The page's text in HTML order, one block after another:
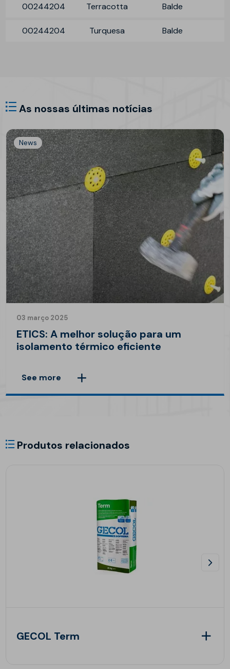
00244204 Terracotta Balde
00244204 Turquesa Balde
As nossas últimas notícias
News
03 março 2025
ETICS: A melhor solução para um
isolamento térmico eficiente
See more
Produtos relacionados
GECOL Term